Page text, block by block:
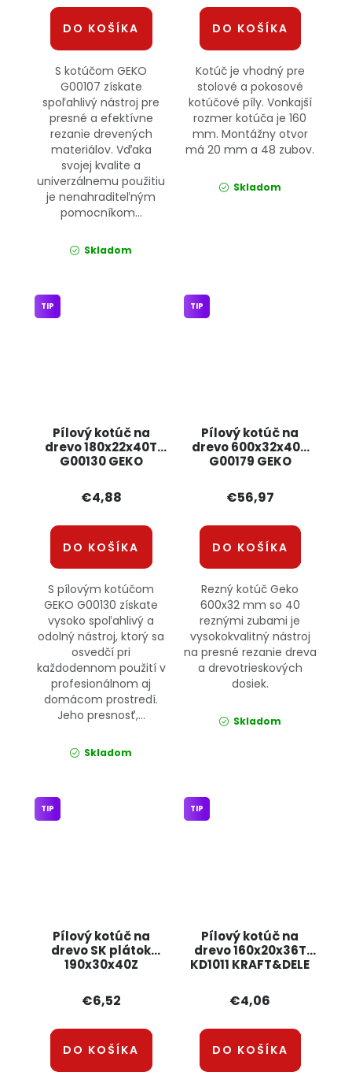
DO KOŠÍKA
S kotúčom GEKO
G00107 získate
spoľahlivý nástroj pre
presné a efektívne
rezanie drevených
materiálov. Vďaka
svojej kvalite a
univerzálnemu použitiu
je nenahraditeľným
pomocníkom...
Skladom
DO KOŠÍKA
Kotúč je vhodný pre
stolové a pokosové
kotúčové píly. Vonkajší
rozmer kotúča je 160
mm. Montážny otvor
má 20 mm a 48 zubov.
Skladom
Pílový kotúč na
drevo 180x22x40T
G00130 GEKO
TIP
€4,88
DO KOŠÍKA
S pílovým kotúčom
GEKO G00130 získate
vysoko spoľahlivý a
odolný nástroj, ktorý sa
osvedčí pri
každodennom použití v
profesionálnom aj
domácom prostredí.
Jeho presnosť,...
Skladom
Pílový kotúč na
drevo 600x32x40T
G00179 GEKO
TIP
€56,97
DO KOŠÍKA
Rezný kotúč Geko
600x32 mm so 40
reznými zubami je
vysokokvalitný nástroj
na presné rezanie dreva
a drevotrieskových
dosiek.
Skladom
Pílový kotúč na
drevo SK plátok
190x30x40Z
TIP
€6,52
DO KOŠÍKA
Pílový kotúč na
drevo 160x20x36T
KD1011 KRAFT&DELE
TIP
€4,06
DO KOŠÍKA